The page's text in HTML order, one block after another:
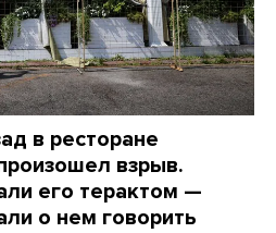
в ресторане
взрыв.
его терактом —
о нем говорить